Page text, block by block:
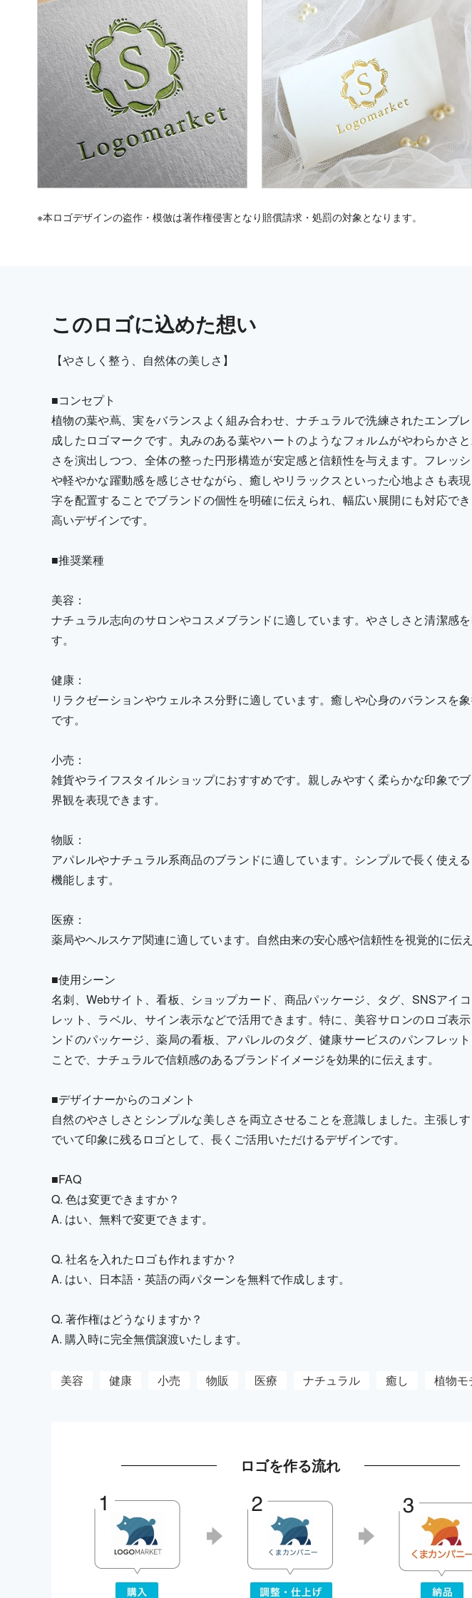
※本ロゴデザインの盗作・模倣は著作権侵害となり賠償請求・処罰の対象となります。
このロゴに込めた想い
【やさしく整う、自然体の美しさ】
■コンセプト
植物の葉や蔦、実をバランスよく組み合わせ、ナチュラルで洗練されたエンブ
成したロゴマークです。丸みのある葉やハートのようなフォルムがやわらかさ
さを演出しつつ、全体の整った円形構造が安定感と信頼性を与えます。フレッ
や軽やかな躍動感を感じさせながら、癒しやリラックスといった心地よさも表
字を配置することでブランドの個性を明確に伝えられ、幅広い展開にも対応で
高いデザインです。
■推奨業種
美容：
ナチュラル志向のサロンやコスメブランドに適しています。やさしさと清潔感
す。
健康：
リラクゼーションやウェルネス分野に適しています。癒しや心身のバランスを
です。
小売：
雑貨やライフスタイルショップにおすすめです。親しみやすく柔らかな印象で
界観を表現できます。
物販：
アパレルやナチュラル系商品のブランドに適しています。シンプルで長く使え
機能します。
医療：
薬局やヘルスケア関連に適しています。自然由来の安心感や信頼性を視覚的に伝え
■使用シーン
名刺、Webサイト、看板、ショップカード、商品パッケージ、タグ、SNSアイ
レット、ラベル、サイン表示などで活用できます。特に、美容サロンのロゴ表
ンドのパッケージ、薬局の看板、アパレルのタグ、健康サービスのパンフレッ
ことで、ナチュラルで信頼感のあるブランドイメージを効果的に伝えます。
■デザイナーからのコメント
自然のやさしさとシンプルな美しさを両立させることを意識しました。主張し
でいて印象に残るロゴとして、長くご活用いただけるデザインです。
■FAQ
Q. 色は変更できますか？
A. はい、無料で変更できます。
Q. 社名を入れたロゴも作れますか？
A. はい、日本語・英語の両パターンを無料で作成します。
Q. 著作権はどうなりますか？
A. 購入時に完全無償譲渡いたします。
美容 健康 小売 物販 医療 ナチュラル 癒し 植物モ
ロゴを作る流れ